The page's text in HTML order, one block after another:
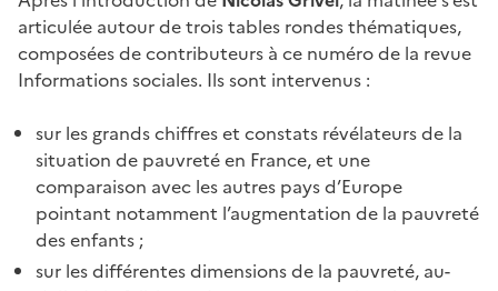
articulée autour de trois tables rondes thématiques,
composées de contributeurs à ce numéro de la revue
Informations sociales. Ils sont intervenus :
sur les grands chiffres et constats révélateurs de la
situation de pauvreté en France, et une
comparaison avec les autres pays d’Europe
pointant notamment l’augmentation de la pauvreté
des enfants ;
sur les différentes dimensions de la pauvreté, au-